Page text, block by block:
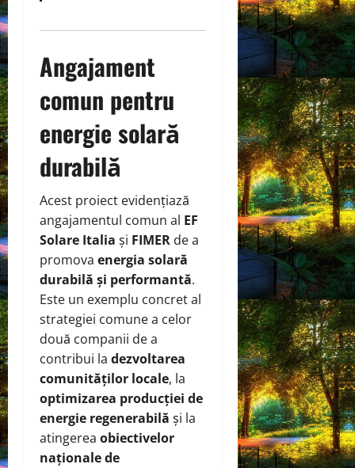
Angajament
comun pentru
energie solară
durabilă
Acest proiect evidențiază
angajamentul comun al EF
Solare Italia și FIMER de a
promova energia solară
durabilă și performantă.
Este un exemplu concret al
strategiei comune a celor
două companii de a
contribui la dezvoltarea
comunităților locale, la
optimizarea producției de
energie regenerabilă și la
atingerea obiectivelor
naționale de